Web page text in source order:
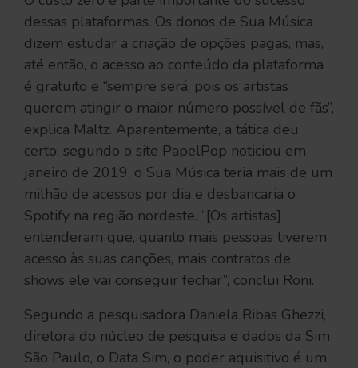
dessas plataformas. Os donos de Sua Música
dizem estudar a criação de opções pagas, mas,
até então, o acesso ao conteúdo da plataforma
é gratuito e “sempre será, pois os artistas
querem atingir o maior número possível de fãs”,
explica Maltz. Aparentemente, a tática deu
certo: segundo o site PapelPop noticiou em
janeiro de 2019, o Sua Música teria mais de um
milhão de acessos por dia e desbancaria o
Spotify na região nordeste. “[Os artistas]
entenderam que, quanto mais pessoas tiverem
acesso às suas canções, mais contratos de
shows ele vai conseguir fechar”, conclui Roni.
Segundo a pesquisadora Daniela Ribas Ghezzi,
diretora do núcleo de pesquisa e dados da Sim
São Paulo, o Data Sim, o poder aquisitivo é um